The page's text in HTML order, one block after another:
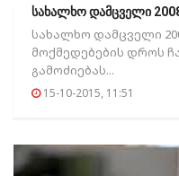
სახალხო დამცველი
სახალხო დამცველი
მოქმედებების დროს
გამოძიებას...
15-10-2015, 11:51